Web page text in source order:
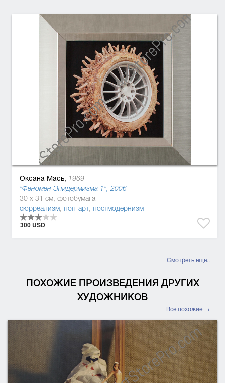
Оксана Мась, 1969
"Феномен Эпидермизма 1", 2006
30 x 31 см, фотобумага
сюрреализм, поп-арт, постмодернизм
300 USD
Смотреть еще..
ПОХОЖИЕ ПРОИЗВЕДЕНИЯ ДРУГИХ
ХУДОЖНИКОВ
Все похожие →